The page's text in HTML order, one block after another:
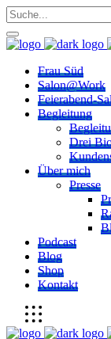
Frau Süd
Salon@Work
Feierabend-
Begleitung
Drei
Über mich
Presse
Podcast
Blog
Shop
Kontakt